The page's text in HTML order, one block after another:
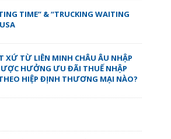
TIME” & “TRUCKING WAITING
XỨ TỪ LIÊN MINH CHÂU ÂU NHẬP
HƯỞNG ƯU ĐÃI THUẾ NHẬP
HIỆP ĐỊNH THƯƠNG MẠI NÀO?